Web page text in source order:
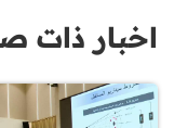
اخبار ذات